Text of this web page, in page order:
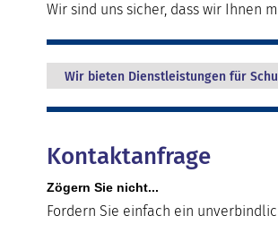
Wir sind uns sicher, dass wir Ihnen
Wir bieten Dienstleistungen für
Kontaktanfrage
Zögern Sie nicht...
Fordern Sie einfach ein